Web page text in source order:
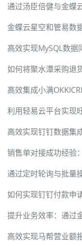
通过汤臣倍健与金蝶
金蝶云星空和管易数
高效实现MySQL数据
如何将聚水潭采购退
高效集成小满
利用轻易云平台实现
高效实现钉钉数据集
销售单对接成功经验
如何实现钉钉付款申
高效实现马帮营业额